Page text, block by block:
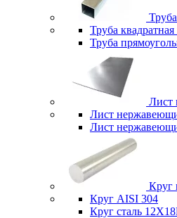
Труба
Труба
Лист
Лист
Лист
Круг
Круг AISI 304
Круг сталь